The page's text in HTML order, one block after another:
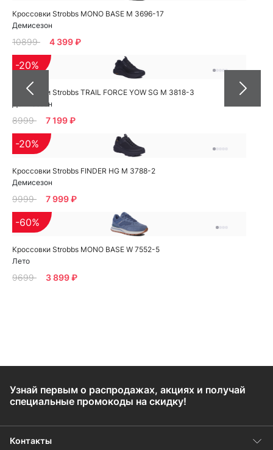
Кроссовки Strobbs MONO BASE M 3696-17
Демисезон
10899 4 399 ₽
Кроссовки Strobbs TRAIL FORCE YOW SG M 3818-3
Демисезон
-20%
8999 7 199 ₽
Кроссовки Strobbs FINDER HG M 3788-2
Демисезон
-20%
9999 7 999 ₽
Кроссовки Strobbs MONO BASE W 7552-5
Лето
-60%
9699 3 899 ₽
Узнай первым о распродажах, акциях и получай
специальные промокоды на скидку!
Контакты